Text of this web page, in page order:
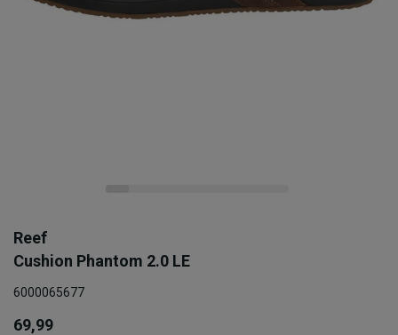
Reef
Cushion Phantom 2.0 LE
6000065677
69,99